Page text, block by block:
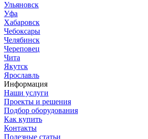
Ульяновск
Уфа
Хабаровск
Чебоксары
Челябинск
Череповец
Чита
Якутск
Ярославль
Информация
Наши услуги
Проекты и решения
Подбор оборудования
Как купить
Контакты
Полезные статьи